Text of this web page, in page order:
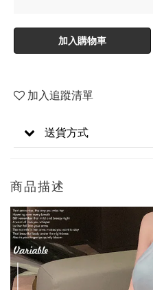
加入購物車
加入追蹤清單
送貨方式
商品描述